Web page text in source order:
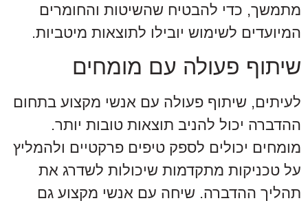
מתמשך, כדי להבטיח שהשיטות והחומרים
המיועדים לשימוש יובילו לתוצאות מיטביות.
שיתוף פעולה עם מומחים
לעיתים, שיתוף פעולה עם אנשי מקצוע בתחום
ההדברה יכול להניב תוצאות טובות יותר.
מומחים יכולים לספק טיפים פרקטיים ולהמליץ
על טכניקות מתקדמות שיכולות לשדרג את
תהליך ההדברה. שיחה עם אנשי מקצוע גם